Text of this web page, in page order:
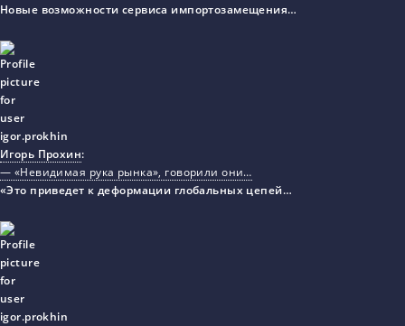
Новые возможности сервиса импортозамещения…
Игорь Прохин:
— «Невидимая рука рынка», говорили они…
«Это приведет к деформации глобальных цепей…